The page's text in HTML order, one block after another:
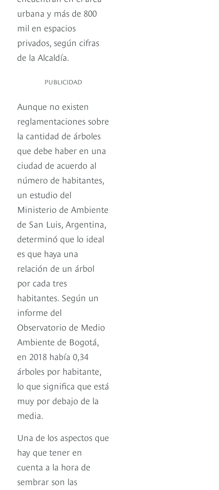
urbana y más de 800
mil en espacios
privados, según cifras
de la Alcaldía.
PUBLICIDAD
Aunque no existen
reglamentaciones sobre
la cantidad de árboles
que debe haber en una
ciudad de acuerdo al
número de habitantes,
un estudio del
Ministerio de Ambiente
de San Luis, Argentina,
determinó que lo ideal
es que haya una
relación de un árbol
por cada tres
habitantes. Según un
informe del
Observatorio de Medio
Ambiente de Bogotá,
en 2018 había 0,34
árboles por habitante,
lo que significa que está
muy por debajo de la
media.
Una de los aspectos que
hay que tener en
cuenta a la hora de
sembrar son las